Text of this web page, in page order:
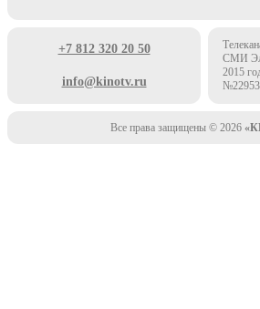
+7 812 320 20 50
info@kinotv.ru
СМИ Эл
2015
№22953
Все права защищены © 2026